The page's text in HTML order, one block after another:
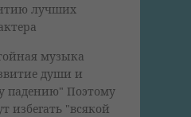
лучших
музыка
души и
падению" Поэтому
избегать "всякой